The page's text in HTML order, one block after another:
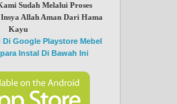
Sudah Melalui Proses
Allah Aman Dari Hama
Kayu
Google Playstore Mebel
Instal Di Bawah Ini